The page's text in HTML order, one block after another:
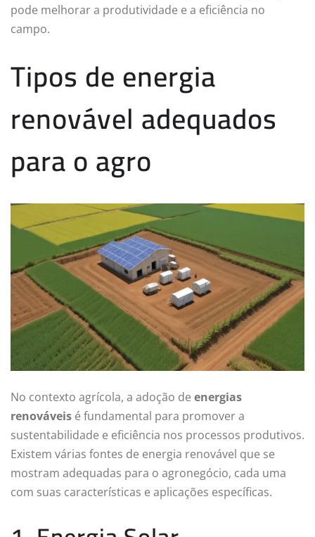
pode melhorar a produtividade e a eficiência no
campo.
Tipos de energia
renovável adequados
para o agro
No contexto agrícola, a adoção de energias
renováveis é fundamental para promover a
sustentabilidade e eficiência nos processos produtivos.
Existem várias fontes de energia renovável que se
mostram adequadas para o agronegócio, cada uma
com suas características e aplicações específicas.